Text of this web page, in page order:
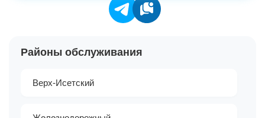
Районы обслуживания
Верх-Исетский